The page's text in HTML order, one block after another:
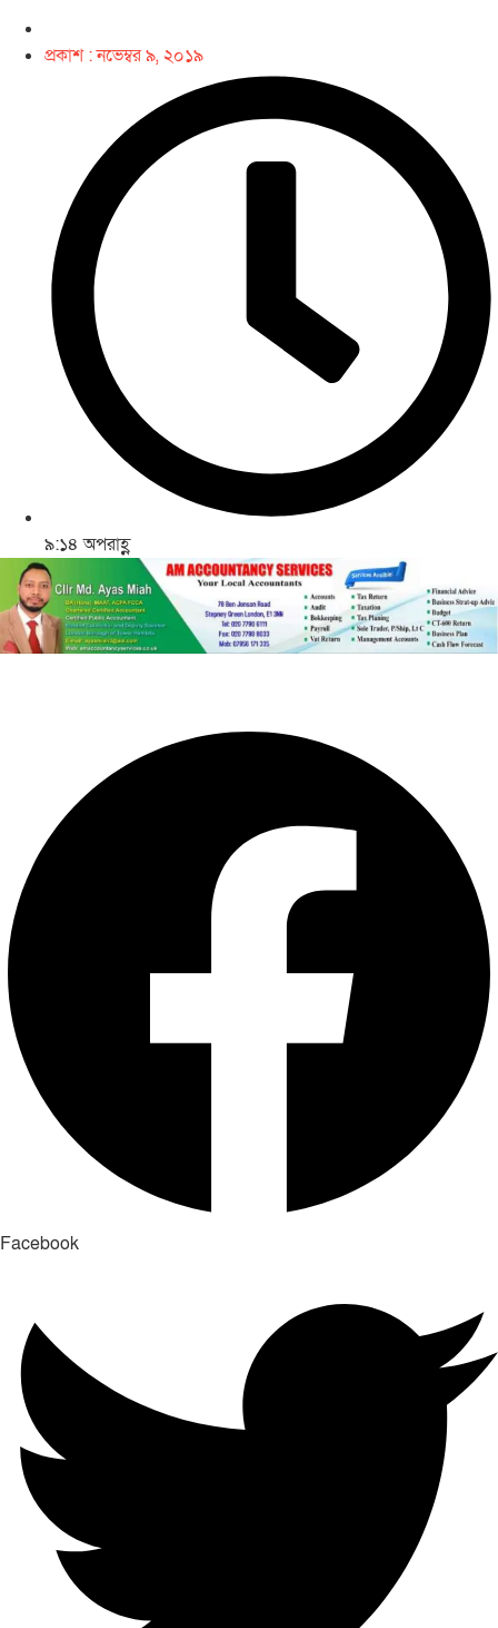
প্রকাশ :নভেম্বর ৯, ২০১৯
৯:১৪ অপরাহ্ণ
Facebook